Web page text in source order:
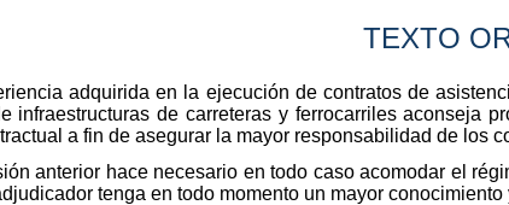
TEXTO
adquirida en la ejecución de contratos de
infraestructuras de carreteras y ferrocarriles aconseja
a fin de asegurar la mayor responsabilidad de los
anterior hace necesario en todo caso acomodar el
tenga en todo momento un mayor conocimiento